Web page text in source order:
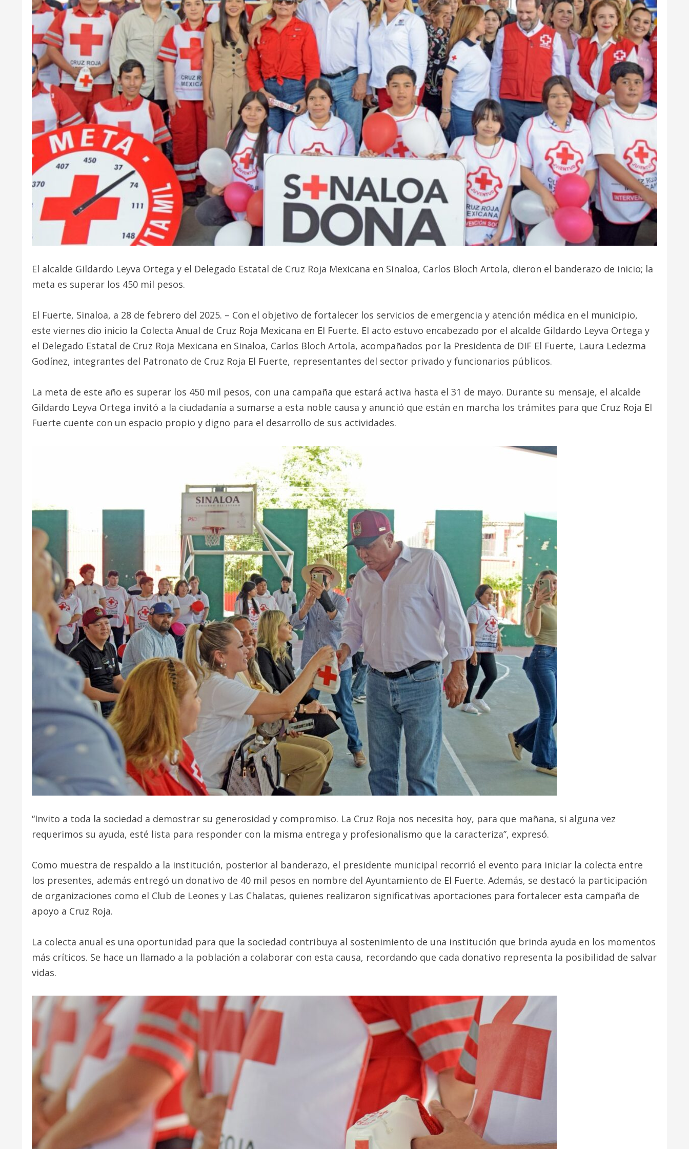
El alcalde Gildardo Leyva Ortega y el Delegado Estatal de Cruz Roja Mexicana en Sinaloa, Carlos Bloch Artola, dieron el banderazo de inicio; la
meta es superar los 450 mil pesos.
El Fuerte, Sinaloa, a 28 de febrero del 2025. – Con el objetivo de fortalecer los servicios de emergencia y atención médica en el municipio,
este viernes dio inicio la Colecta Anual de Cruz Roja Mexicana en El Fuerte. El acto estuvo encabezado por el alcalde Gildardo Leyva Ortega y
el Delegado Estatal de Cruz Roja Mexicana en Sinaloa, Carlos Bloch Artola, acompañados por la Presidenta de DIF El Fuerte, Laura Ledezma
Godínez, integrantes del Patronato de Cruz Roja El Fuerte, representantes del sector privado y funcionarios públicos.
La meta de este año es superar los 450 mil pesos, con una campaña que estará activa hasta el 31 de mayo. Durante su mensaje, el alcalde
Gildardo Leyva Ortega invitó a la ciudadanía a sumarse a esta noble causa y anunció que están en marcha los trámites para que Cruz Roja El
Fuerte cuente con un espacio propio y digno para el desarrollo de sus actividades.
“Invito a toda la sociedad a demostrar su generosidad y compromiso. La Cruz Roja nos necesita hoy, para que mañana, si alguna vez
requerimos su ayuda, esté lista para responder con la misma entrega y profesionalismo que la caracteriza”, expresó.
Como muestra de respaldo a la institución, posterior al banderazo, el presidente municipal recorrió el evento para iniciar la colecta entre
los presentes, además entregó un donativo de 40 mil pesos en nombre del Ayuntamiento de El Fuerte. Además, se destacó la participación
de organizaciones como el Club de Leones y Las Chalatas, quienes realizaron significativas aportaciones para fortalecer esta campaña de
apoyo a Cruz Roja.
La colecta anual es una oportunidad para que la sociedad contribuya al sostenimiento de una institución que brinda ayuda en los momentos
más críticos. Se hace un llamado a la población a colaborar con esta causa, recordando que cada donativo representa la posibilidad de salvar
vidas.